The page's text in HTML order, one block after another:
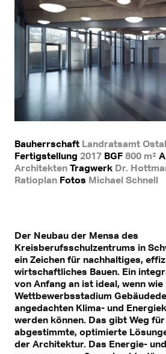
Bauherrschaft Landratsamt
Fertigstellung 2017 BGF 800 m²
Architekten Tragwerk Dr.
Ratioplan Fotos Michael Schnell
Der Neubau der Mensa des
Kreisberufsschulzentrums in
ein Zeichen für nachhaltiges,
wirtschaftliches Bauen. Ein
von Anfang an ist ideal, wenn
Wettbewerbsstadium
angedachten Klima- und
werden können. Das gibt Weg
abgestimmte, optimierte
der Architektur. Das Energie-